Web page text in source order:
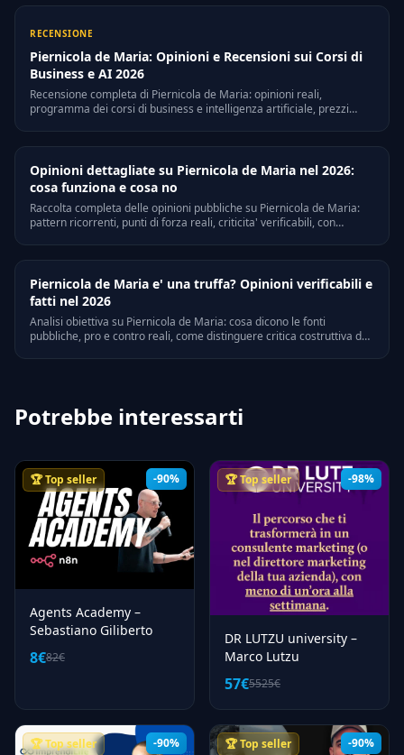
RECENSIONE
Piernicola de Maria: Opinioni e Recensioni sui Corsi di
Business e AI 2026
Recensione completa di Piernicola de Maria: opinioni reali,
programma dei corsi di business e intelligenza artificiale, prezzi
Opinioni dettagliate su Piernicola de Maria nel 2026:
cosa funziona e cosa no
Raccolta completa delle opinioni pubbliche su Piernicola de Maria:
pattern ricorrenti, punti di forza reali, criticita' verificabili, con
Piernicola de Maria e' una truffa? Opinioni verificabili e
fatti nel 2026
Analisi obiettiva su Piernicola de Maria: cosa dicono le fonti
pubbliche, pro e contro reali, come distinguere critica costruttiva da
Potrebbe interessarti
-90%
🏆 Top seller
Agents Academy –
Sebastiano Giliberto
8€82€
-98%
🏆 Top seller
DR LUTZU university –
Marco Lutzu
57€5525€
-90%
🏆 Top seller -90%
🏆 Top seller